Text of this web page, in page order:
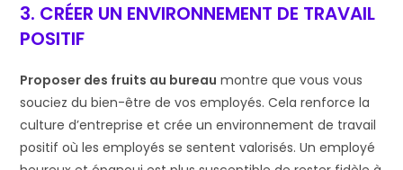
3. CRÉER UN ENVIRONNEMENT DE TRAVAIL
POSITIF
Proposer des fruits au bureau montre que vous vous
souciez du bien-être de vos employés. Cela renforce la
culture d’entreprise et crée un environnement de travail
positif où les employés se sentent valorisés. Un employé